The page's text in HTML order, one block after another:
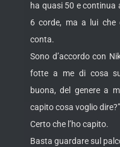
ha quasi 50 e continua
6 corde, ma a lui che
conta.
Sono d’accordo con
fotte a me di cosa
buona, del genere a
capito cosa voglio
Certo che l’ho capito.
Basta guardare sul